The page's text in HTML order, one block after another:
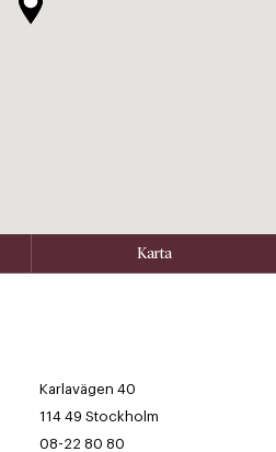
Karta
Karlavägen 40
114 49 Stockholm
08-22 80 80